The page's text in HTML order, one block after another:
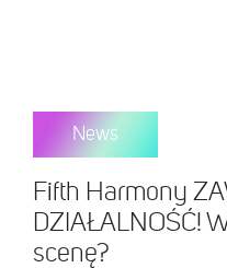
News
Fifth Harmony
DZIAŁALNOŚĆ!
scenę?